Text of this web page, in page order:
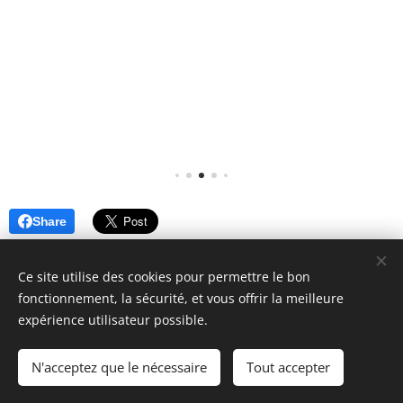
z
préserv
er et
r
facileme
Share
Tabou magazine - M. Manard, Seraing Belgique
Ce site utilise des cookies pour permettre le bon
fonctionnement, la sécurité, et vous offrir la meilleure
expérience utilisateur possible.
N'acceptez que le nécessaire Tout accepter